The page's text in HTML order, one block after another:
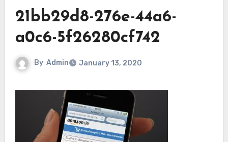
21bb29d8-276e-44a6-
a0c6-5f26280cf742
By Admin January 13, 2020